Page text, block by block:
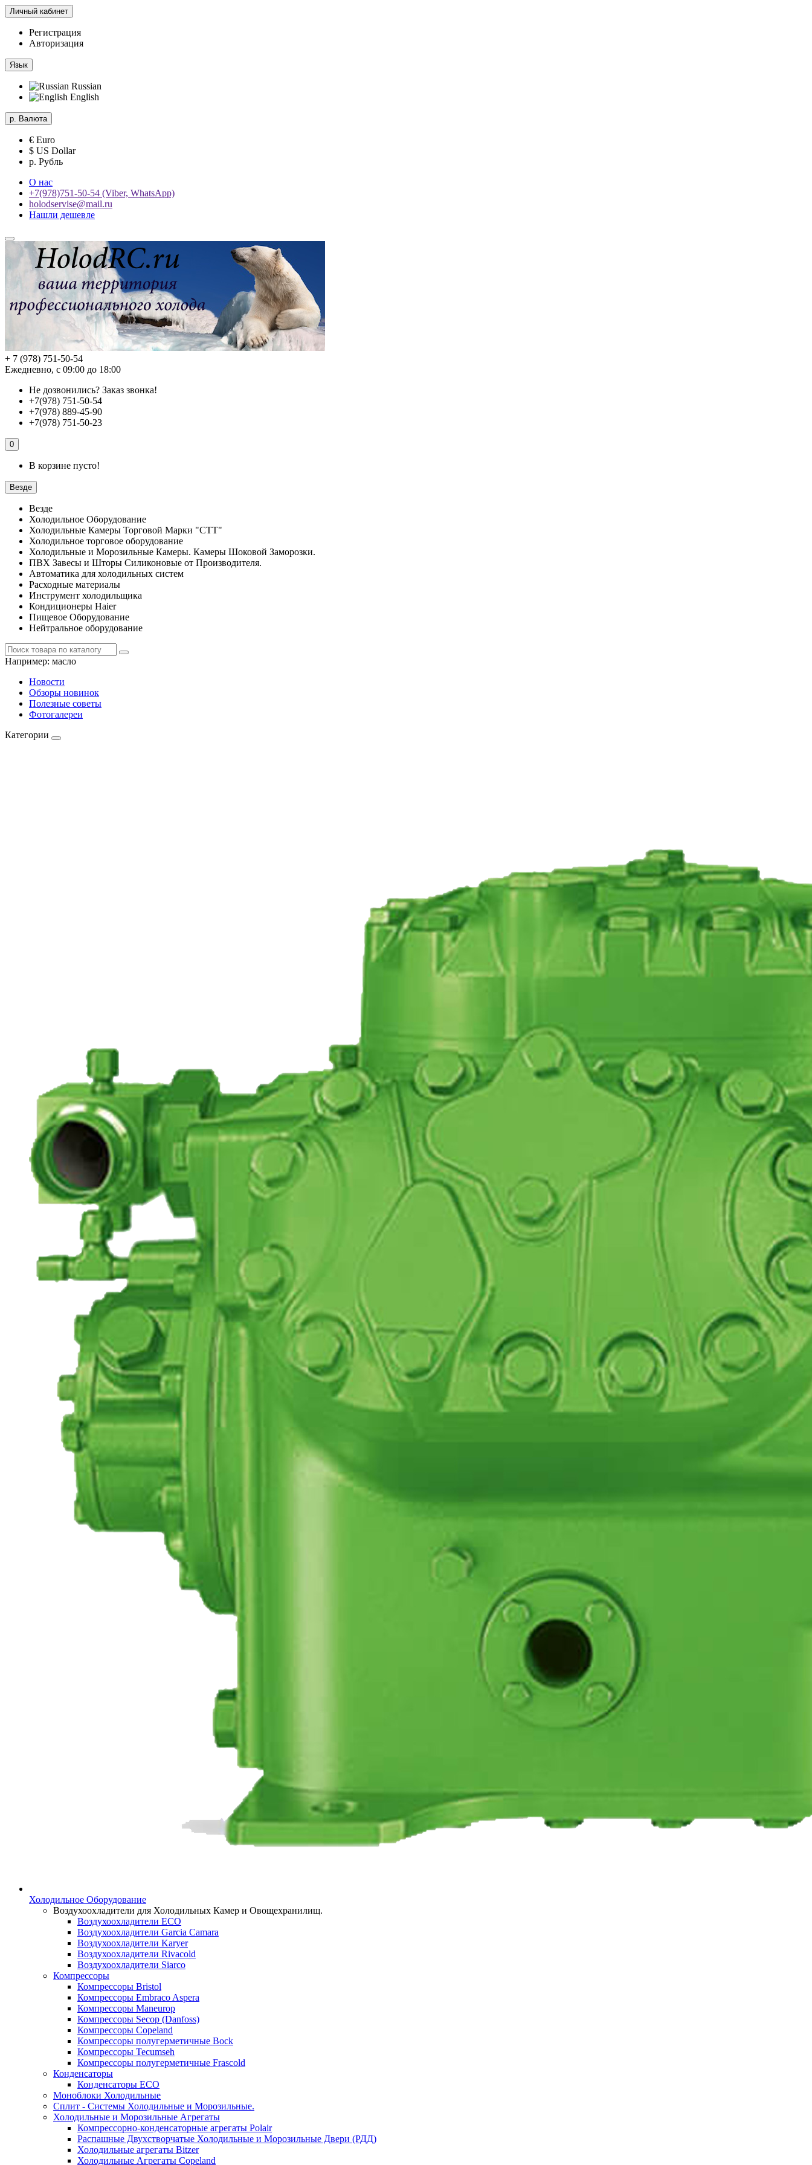
Личный кабинет
Регистрация
Авторизация
Язык
Russian
English
р. Валюта
€ Euro
$ US Dollar
р. Рубль
О нас
+7(978)751-50-54 (Viber, WhatsApp)
holodservise@mail.ru
Нашли дешевле
+ 7 (978) 751-50-54
Ежедневно, с 09:00 до 18:00
Не дозвонились? Заказ звонка!
+7(978) 751-50-54
+7(978) 889-45-90
+7(978) 751-50-23
0
В корзине пусто!
Везде
Везде
Холодильное Оборудование
Холодильные Камеры Торговой Марки "СТТ"
Холодильное торговое оборудование
Холодильные и Морозильные Камеры. Камеры Шоковой Заморозки.
ПВХ Завесы и Шторы Силиконовые от Производителя.
Автоматика для холодильных систем
Расходные материалы
Инструмент холодильщика
Кондиционеры Haier
Пищевое Оборудование
Нейтральное оборудование
Например: масло
Новости
Обзоры новинок
Полезные советы
Фотогалереи
Категории
Холодильное Оборудование
Воздухоохладители для Холодильных Камер и Овощехранилищ.
Воздухоохладители ECO
Воздухоохладители Garcia Camara
Воздухоохладители Karyer
Воздухоохладители Rivacold
Воздухоохладители Siarco
Компрессоры
Компрессоры Bristol
Компрессоры Embraco Aspera
Компрессоры Maneurop
Компрессоры Secop (Danfoss)
Компрессоры Copeland
Компрессоры полугерметичные Bock
Компрессоры Tecumseh
Компрессоры полугерметичные Frascold
Конденсаторы
Конденсаторы ECO
Моноблоки Холодильные
Сплит - Системы Холодильные и Морозильные.
Холодильные и Морозильные Агрегаты
Компрессорно-конденсаторные агрегаты Polair
Распашные Двухстворчатые Холодильные и Морозильные Двери (РДД)
Холодильные агрегаты Bitzer
Холодильные Агрегаты Copeland